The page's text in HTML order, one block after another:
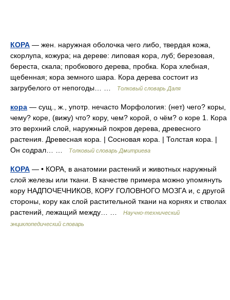
КОРА — жен. наружная оболочка чего либо, твердая кожа,
скорлупа, кожура; на дереве: липовая кора, луб; березовая,
береста, скала; пробкового дерева, пробка. Кора хлебная,
щебенная; кора земного шара. Кора дерева состоит из
загрубелого от непогоды… …
Толковый словарь Даля
кора — сущ., ж., употр. нечасто Морфология: (нет) чего? коры,
чему? коре, (вижу) что? кору, чем? корой, о чём? о коре 1. Кора
это верхний слой, наружный покров дерева, древесного
растения. Древесная кора. | Сосновая кора. | Толстая кора. |
Он содрал… …
Толковый словарь Дмитриева
КОРА — • КОРА, в анатомии растений и животных наружный
слой железы или ткани. В качестве примера можно упомянуть
кору НАДПОЧЕЧНИКОВ, КОРУ ГОЛОВНОГО МОЗГА и, с другой
стороны, кору как слой растительной ткани на корнях и стволах
растений, лежащий между… …
Научно-технический
энциклопедический словарь